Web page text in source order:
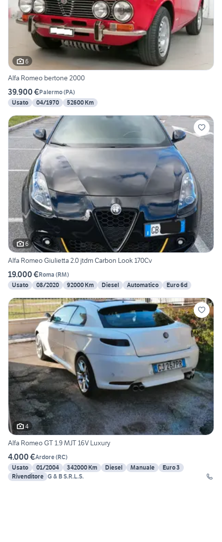
6
Alfa Romeo bertone 2000
39.900 €Palermo(PA)
Usato
04/1970 52600 Km
6
Alfa Romeo Giulietta 2.0 jtdm Carbon Look 170Cv
19.000 €Roma (RM)
Usato
08/2020 92000 Km Diesel Automatico Euro 6d
4
Alfa Romeo GT 1.9 MJT 16V Luxury
4.000 €Ardore(RC)
Usato
01/2004 342000 Km Diesel Manuale
Euro 3
Rivenditore G & B S.R.L.S.